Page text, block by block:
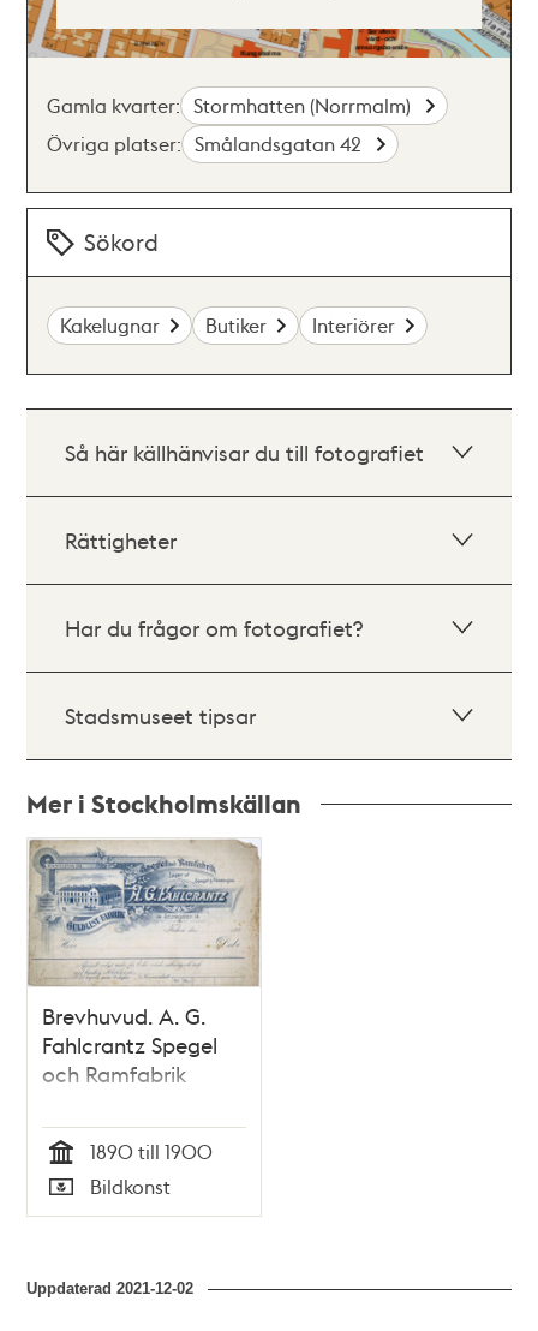
Gamla kvarter: Stormhatten (Norrmalm)
Övriga platser: Smålandsgatan 42
Sökord
Kakelugnar Butiker Interiörer
Så här källhänvisar du till fotografiet
Rättigheter
Har du frågor om fotografiet?
Stadsmuseet tipsar
Mer i Stockholmskällan
Relaterade
poster
och
teman
Brevhuvud. A. G.
Fahlcrantz Spegel
och Ramfabrik
Tid
1890 till 1900
Typ
Bildkonst
Uppdaterad2021-12-02